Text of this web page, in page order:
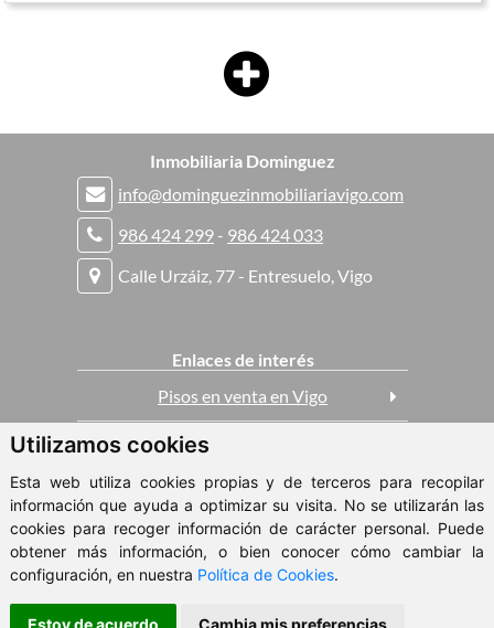
Utilizamos cookies
Esta web utiliza cookies propias y de terceros para recopilar
información que ayuda a optimizar su visita. No se utilizarán las
cookies para recoger información de carácter personal. Puede
obtener más información, o bien conocer cómo cambiar la
configuración, en nuestra Política de Cookies.
Estoy de acuerdo Cambia mis preferencias
Inmobiliaria Dominguez
info@dominguezinmobiliariavigo.com
986 424 299 - 986 424 033
Calle Urzáiz, 77 - Entresuelo, Vigo
Enlaces de interés
Pisos en venta en Vigo
Casas en venta en Vigo
Pisos en alquiler en Vigo
ClickViviendas
© 2026 - Inmobiliaria Dominguez